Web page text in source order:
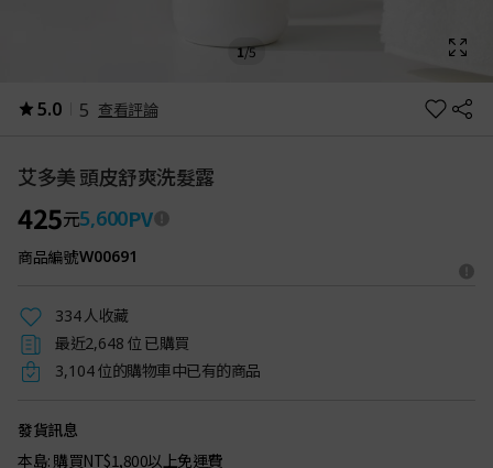
1/5
5.0 5 查看評論
艾多美 頭皮舒爽洗髮露
425元5,600PV
商品編號W00691
334人收藏
最近2,648 位 已購買
3,104位的購物車中已有的商品
發貨訊息
本島: 購買NT$1,800以上免運費